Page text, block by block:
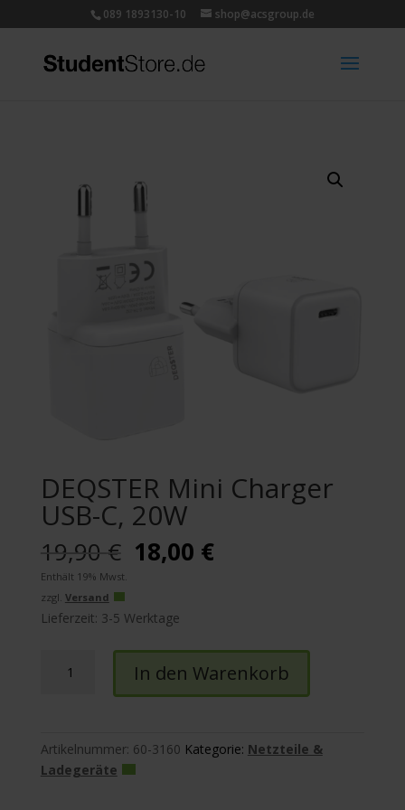
089 1893130-10 shop@acsgroup.de
DEQSTER Mini Charger
USB-C, 20W
19,90 € Ursprünglicher
Preis
19,90 €
18,00 €Aktueller
Preis
Enthält 19% Mwst.
zzgl. Versand
Lieferzeit: 3-5 Werktage
C,
20W
In den Warenkorb
Artikelnummer: 60-3160 Kategorie: Netzteile &
Ladegeräte